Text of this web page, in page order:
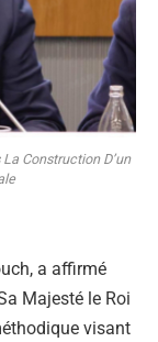
Construction D’un
a affirmé
Majesté le Roi
visant